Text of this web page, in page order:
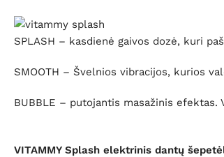
SPLASH – kasdienė gaivos dozė, kuri
SMOOTH – Švelnios vibracijos, kurios
BUBBLE – putojantis masažinis efektas.
VITAMMY Splash elektrinis dantų